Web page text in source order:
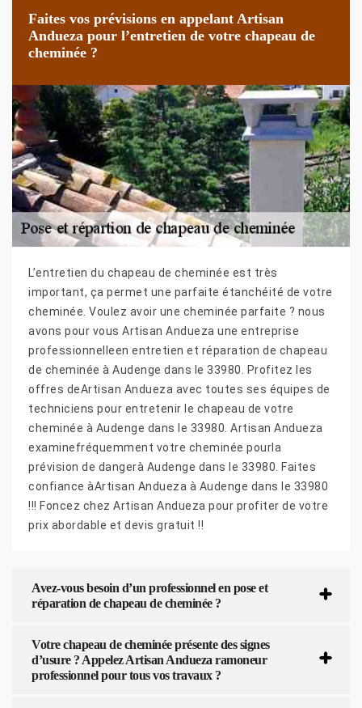
Faites vos prévisions en appelant Artisan
Andueza pour l’entretien de votre chapeau de
cheminée ?
L’entretien du chapeau de cheminée est très
important, ça permet une parfaite étanchéité de votre
cheminée. Voulez avoir une cheminée parfaite ? nous
avons pour vous Artisan Andueza une entreprise
professionnelleen entretien et réparation de chapeau
de cheminée à Audenge dans le 33980. Profitez les
offres deArtisan Andueza avec toutes ses équipes de
techniciens pour entretenir le chapeau de votre
cheminée à Audenge dans le 33980. Artisan Andueza
examinefréquemment votre cheminée pourla
prévision de dangerà Audenge dans le 33980. Faites
confiance àArtisan Andueza à Audenge dans le 33980
!!! Foncez chez Artisan Andueza pour profiter de votre
prix abordable et devis gratuit !!
Avez-vous besoin d’un professionnel en pose et
réparation de chapeau de cheminée ?
Votre chapeau de cheminée présente des signes
d’usure ? Appelez Artisan Andueza ramoneur
professionnel pour tous vos travaux ?